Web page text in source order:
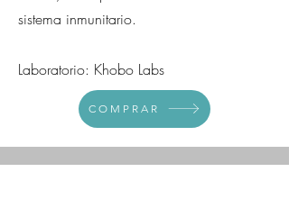
sistema inmunitario.
Laboratorio: Khobo Labs
COMPRAR